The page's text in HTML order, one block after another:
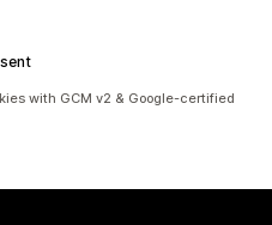
with GCM v2 & Google-certified